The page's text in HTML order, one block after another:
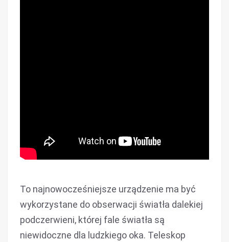
To najnowocześniejsze urządzenie ma być
wykorzystane do obserwacji światła dalekiej
podczerwieni, której fale światła są
niewidoczne dla ludzkiego oka. Teleskop